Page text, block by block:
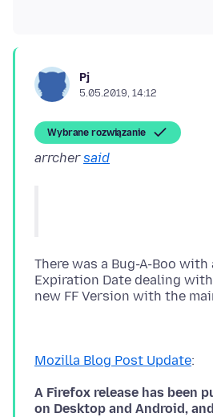
Pj
5.05.2019, 14:12
Wybrane rozwiązanie
arrchersaid
There was a Bug-A-Boo
Expiration Date dealing
new FF Version with the
Mozilla Blog Post Update:
A Firefox release has been
on Desktop and Android,